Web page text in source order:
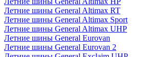
Летние шины General Altimax RT
Летние шины General Altimax Sport
Летние шины General Altimax UHP
Летние шины General Eurovan
Летние шины General Eurovan 2